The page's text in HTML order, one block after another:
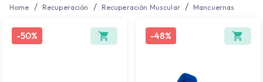
Home / Recuperación / Recuperación Muscular / Mancuernas
-50% -48%